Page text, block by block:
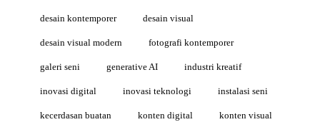
desain kontemporer desain visual
desain visual modern fotografi kontemporer
galeri seni generative AI industri kreatif
inovasi digital inovasi teknologi instalasi seni
kecerdasan buatan konten digital konten visual